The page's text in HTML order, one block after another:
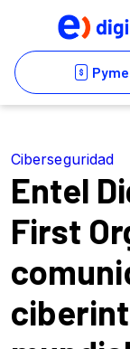
Ciberseguridad
Entel
First